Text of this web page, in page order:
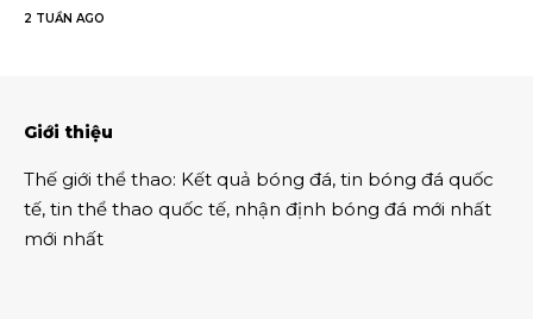
2 TUẦN AGO
Giới thiệu
Thế giới thể thao: Kết quả bóng đá, tin bóng đá quốc
tế, tin thể thao quốc tế, nhận định bóng đá mới nhất
mới nhất